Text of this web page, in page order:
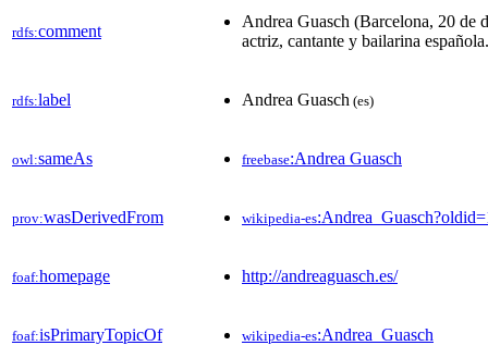
rdfs:comment
Andrea Guasch (Barcelona, 20 de
actriz, cantante y bailarina española.
rdfs:label Andrea Guasch (es)
owl:sameAs freebase:Andrea Guasch
prov:wasDerivedFrom wikipedia-es
foaf:homepage http://andreaguasch.es/
foaf:isPrimaryTopicOf wikipedia-es:Andrea_Guasch